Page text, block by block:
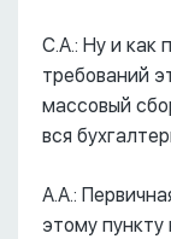
С.А.: Ну и как
требований
массовый
вся
А.А.:
этому